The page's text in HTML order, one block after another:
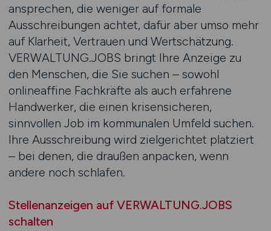
ansprechen, die weniger auf formale
Ausschreibungen achtet, dafür aber umso mehr
auf Klarheit, Vertrauen und Wertschätzung.
VERWALTUNG.JOBS bringt Ihre Anzeige zu
den Menschen, die Sie suchen – sowohl
onlineaffine Fachkräfte als auch erfahrene
Handwerker, die einen krisensicheren,
sinnvollen Job im kommunalen Umfeld suchen.
Ihre Ausschreibung wird zielgerichtet platziert
– bei denen, die draußen anpacken, wenn
andere noch schlafen.
Stellenanzeigen auf VERWALTUNG.JOBS
schalten